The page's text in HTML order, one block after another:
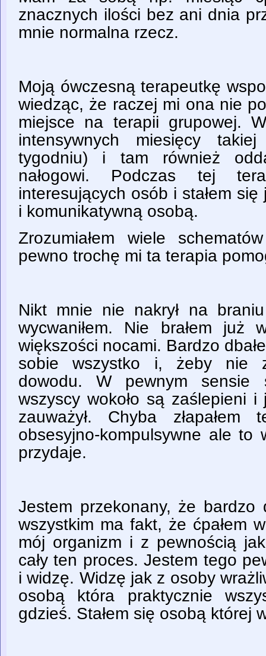
znacznych ilości bez ani dnia
mnie normalna rzecz.
Moją ówczesną terapeutkę
wiedząc, że raczej mi ona nie
miejsce na terapii grupowej.
intensywnych miesięcy
tygodniu) i tam również
nałogowi. Podczas tej
interesujących osób i stałem się
i komunikatywną osobą.
Zrozumiałem wiele
pewno trochę mi ta terapia
Nikt mnie nie nakrył na
wycwaniłem. Nie brałem
większości nocami. Bardzo
sobie wszystko i, żeby nie
dowodu. W pewnym
wszyscy wokoło są zaślepieni
zauważył. Chyba złapałem
obsesyjno-kompulsywne ale to
przydaje.
Jestem przekonany, że
wszystkim ma fakt, że ćpałem
mój organizm i z pewnością
cały ten proces. Jestem tego
i widzę. Widzę jak z osoby
osobą która praktycznie
gdzieś. Stałem się osobą której